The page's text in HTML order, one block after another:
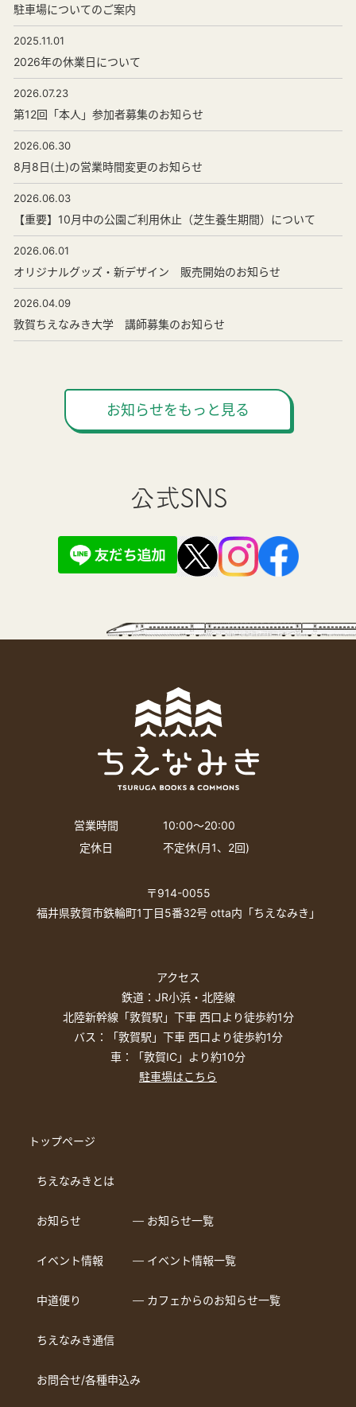
駐車場についてのご案内
2025.11.01
2026年の休業日について
2026.07.23
第12回「本人」参加者募集のお知らせ
2026.06.30
8月8日(土)の営業時間変更のお知らせ
2026.06.03
【重要】10月中の公園ご利用休止（芝生養生期間）について
2026.06.01
オリジナルグッズ・新デザイン 販売開始のお知らせ
2026.04.09
敦賀ちえなみき大学 講師募集のお知らせ
お知らせをもっと見る
公式SNS
営業時間
10:00〜20:00
定休日
不定休(月1、2回)
〒914-0055
福井県敦賀市鉄輪町1丁目5番32号 otta内「ちえなみき」
アクセス
鉄道：JR小浜・北陸線
北陸新幹線「敦賀駅」下車 西口より徒歩約1分
バス：「敦賀駅」下車 西口より徒歩約1分
車：「敦賀IC」より約10分
駐車場はこちら
トップページ
ちえなみきとは
お知らせ ― お知らせ一覧
イベント情報 ― イベント情報一覧
中道便り ― カフェからのお知らせ一覧
ちえなみき通信
お問合せ/各種申込み